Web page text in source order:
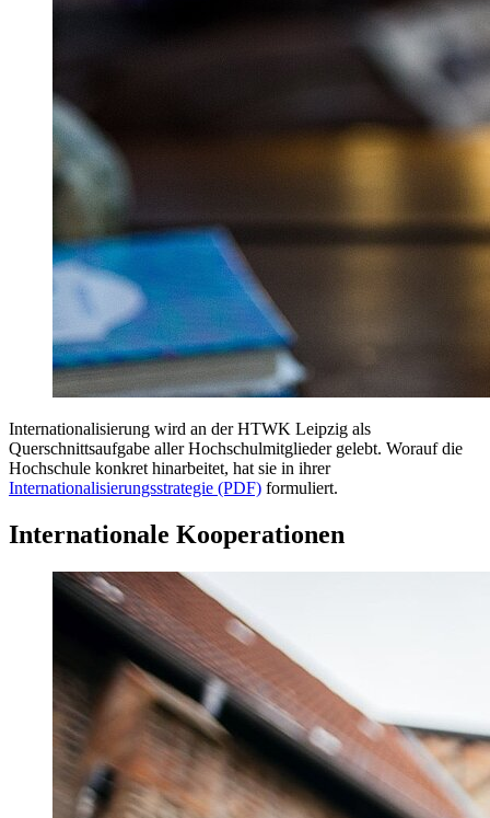
Internationalisierung wird an der HTWK Leipzig als
Querschnittsaufgabe aller Hochschulmitglieder gelebt. Worauf die
Hochschule konkret hinarbeitet, hat sie in ihrer
Internationalisierungsstrategie (PDF) formuliert.
Internationale Kooperationen